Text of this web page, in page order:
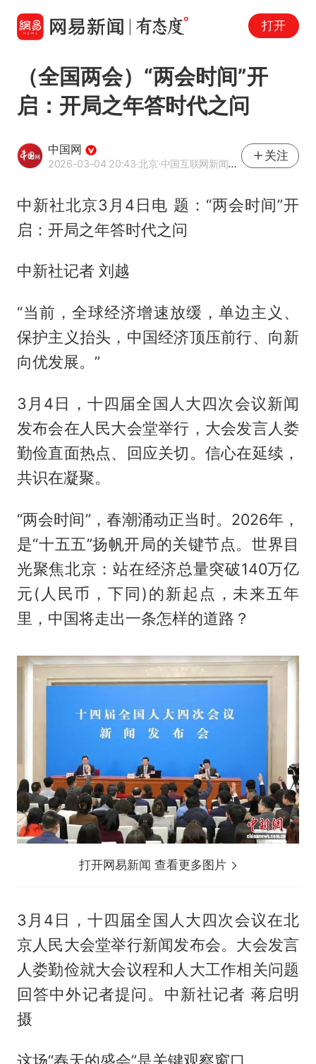
打开
（全国两会）“两会时间”开
启：开局之年答时代之问
中国网
2026-03-04 20:43·北京·中国互联网新闻中心（中国网）官方网易号
关注
中新社北京3月4日电 题：“两会时间”开
启：开局之年答时代之问
中新社记者 刘越
“当前，全球经济增速放缓，单边主义、
保护主义抬头，中国经济顶压前行、向新
向优发展。”
3月4日，十四届全国人大四次会议新闻
发布会在人民大会堂举行，大会发言人娄
勤俭直面热点、回应关切。信心在延续，
共识在凝聚。
“两会时间”，春潮涌动正当时。2026年，
是“十五五”扬帆开局的关键节点。世界目
光聚焦北京：站在经济总量突破140万亿
元(人民币，下同)的新起点，未来五年
里，中国将走出一条怎样的道路？
打开网易新闻 查看更多图片
3月4日，十四届全国人大四次会议在北
京人民大会堂举行新闻发布会。大会发言
人娄勤俭就大会议程和人大工作相关问题
回答中外记者提问。中新社记者 蒋启明
摄
这场“春天的盛会”是关键观察窗口。